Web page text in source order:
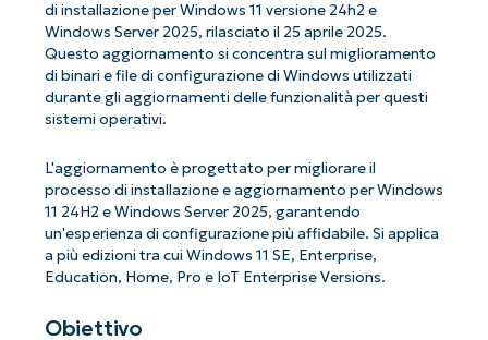
di installazione per Windows 11 versione 24h2 e
Windows Server 2025, rilasciato il 25 aprile 2025.
Questo aggiornamento si concentra sul miglioramento
di binari e file di configurazione di Windows utilizzati
durante gli aggiornamenti delle funzionalità per questi
sistemi operativi.
L'aggiornamento è progettato per migliorare il
processo di installazione e aggiornamento per Windows
11 24H2 e Windows Server 2025, garantendo
un'esperienza di configurazione più affidabile. Si applica
a più edizioni tra cui Windows 11 SE, Enterprise,
Education, Home, Pro e IoT Enterprise Versions.
Obiettivo